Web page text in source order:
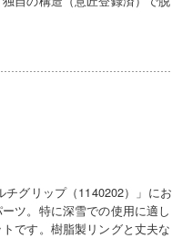
グリップ（1140202）」にお
ツ。特に深雪での使用に適し
です。樹脂製リングと丈夫な